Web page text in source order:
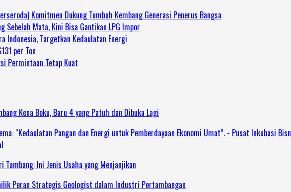
Komitmen Dukung Tumbuh Kembang Generasi Penerus Bangsa
Sebelah Mata, Kini Bisa Gantikan LPG Impor
Targetkan Kedaulatan Energi
per Ton
Permintaan Tetap Kuat
Kena Beku, Baru 4 yang Patuh dan Dibuka Lagi
“Kedaulatan Pangan dan Energi untuk Pemberdayaan Ekonomi Umat”. - Pusat Inkubasi
Ini Jenis Usaha yang Menjanjikan
Peran Strategis Geologist dalam Industri Pertambangan